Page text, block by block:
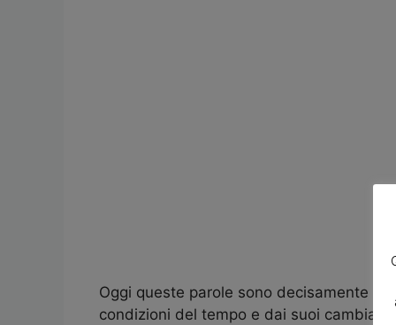
Oggi queste parole sono decisamente
condizioni del tempo e dai suoi